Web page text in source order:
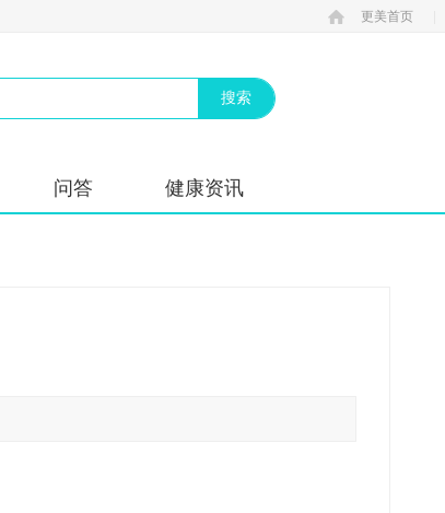
更美首页
问答 健康资讯